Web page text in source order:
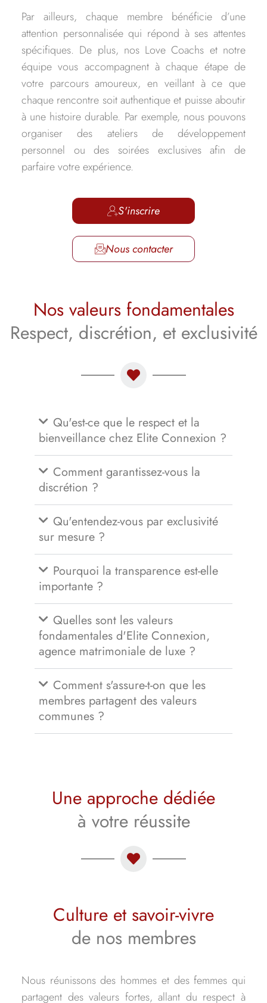
Par ailleurs, chaque membre bénéficie d’une
attention personnalisée qui répond à ses attentes
spécifiques. De plus, nos Love Coachs et notre
équipe vous accompagnent à chaque étape de
votre parcours amoureux, en veillant à ce que
chaque rencontre soit authentique et puisse aboutir
à une histoire durable. Par exemple, nous pouvons
organiser des ateliers de développement
personnel ou des soirées exclusives afin de
parfaire votre expérience.
S'inscrire
Nous contacter
Nos valeurs fondamentales
Respect, discrétion, et exclusivité
Qu'est-ce que le respect et la
bienveillance chez Elite Connexion ?
Comment garantissez-vous la
discrétion ?
Qu'entendez-vous par exclusivité
sur mesure ?
Pourquoi la transparence est-elle
importante ?
Quelles sont les valeurs
fondamentales d'Elite Connexion,
agence matrimoniale de luxe ?
Comment s'assure-t-on que les
membres partagent des valeurs
communes ?
Une approche dédiée
à votre réussite
Culture et savoir-vivre
de nos membres
Nous réunissons des hommes et des femmes qui
partagent des valeurs fortes, allant du respect à